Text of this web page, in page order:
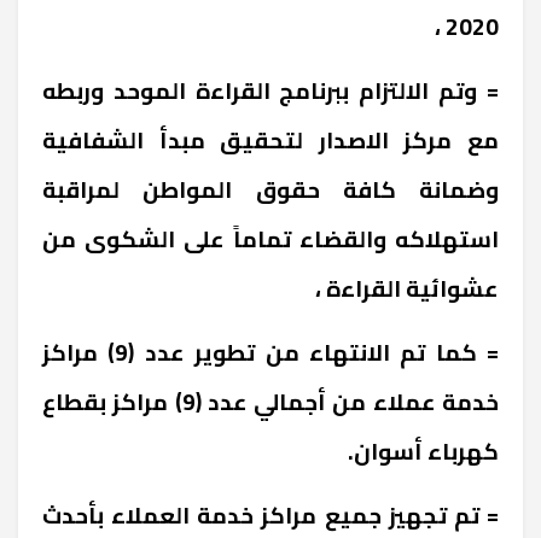
2020 ،
= وتم الالتزام ببرنامج القراءة الموحد وربطه
مع مركز الاصدار لتحقيق مبدأ الشفافية
وضمانة كافة حقوق المواطن لمراقبة
استهلاكه والقضاء تماماً على الشكوى من
عشوائية القراءة ،
= كما تم الانتهاء من تطوير عدد (9) مراكز
خدمة عملاء من أجمالي عدد (9) مراكز بقطاع
كهرباء أسوان.
= تم تجهيز جميع مراكز خدمة العملاء بأحدث